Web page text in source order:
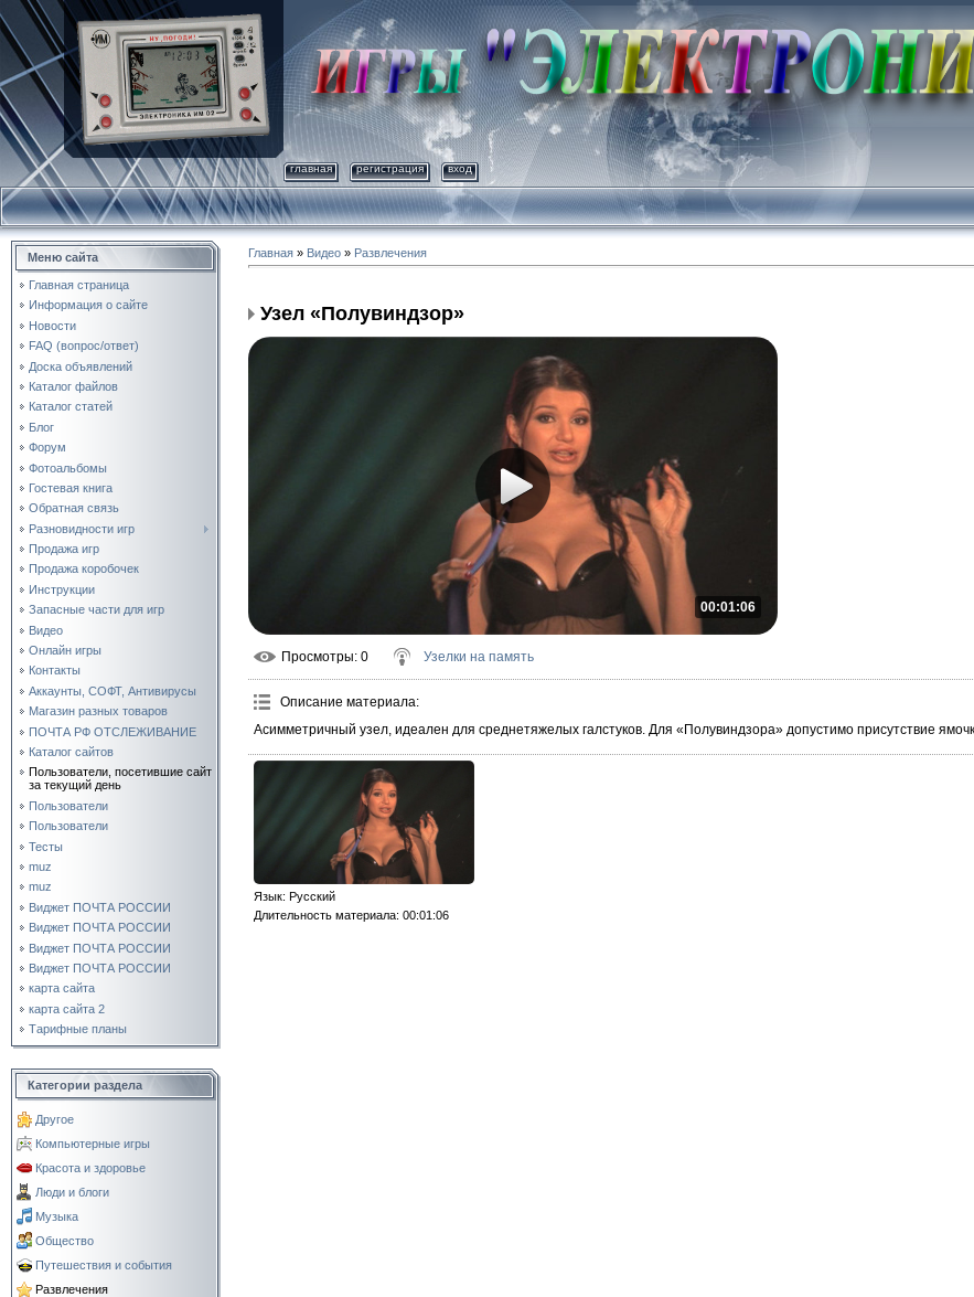
главная регистрация вход
Меню сайта
Главная страница
Информация о сайте
Новости
FAQ (вопрос/ответ)
Доска объявлений
Каталог файлов
Каталог статей
Блог
Форум
Фотоальбомы
Гостевая книга
Обратная связь
Разновидности игр
Продажа игр
Продажа коробочек
Инструкции
Запасные части для игр
Видео
Онлайн игры
Контакты
Аккаунты, СОФТ, Антивирусы
Магазин разных товаров
ПОЧТА РФ ОТСЛЕЖИВАНИЕ
Каталог сайтов
Пользователи, посетившие сайт
за текущий день
Пользователи
Пользователи
Тесты
muz
muz
Виджет ПОЧТА РОССИИ
Виджет ПОЧТА РОССИИ
Виджет ПОЧТА РОССИИ
Виджет ПОЧТА РОССИИ
карта сайта
карта сайта 2
Тарифные планы
Категории раздела
Другое
Компьютерные игры
Красота и здоровье
Люди и блоги
Музыка
Общество
Путешествия и события
Развлечения
Главная » Видео » Развлечения
Узел «Полувиндзор»
00:01:06
Просмотры: 0 Узелки на память
Описание материала:
Асимметричный узел, идеален для среднетяжелых галстуков. Для «Полувиндзора» допустимо присутствие
Язык: Русский
Длительность материала: 00:01:06